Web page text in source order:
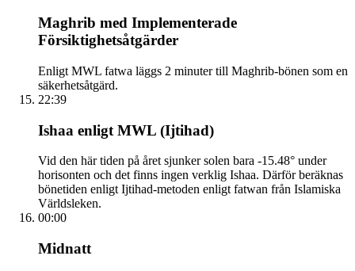
Maghrib med Implementerade
Försiktighetsåtgärder
Enligt MWL fatwa läggs 2 minuter till Maghrib-bönen som en
säkerhetsåtgärd.
22:39
Ishaa enligt MWL (Ijtihad)
Vid den här tiden på året sjunker solen bara -15.48° under
horisonten och det finns ingen verklig Ishaa. Därför beräknas
bönetiden enligt Ijtihad-metoden enligt fatwan från Islamiska
Världsleken.
00:00
Midnatt